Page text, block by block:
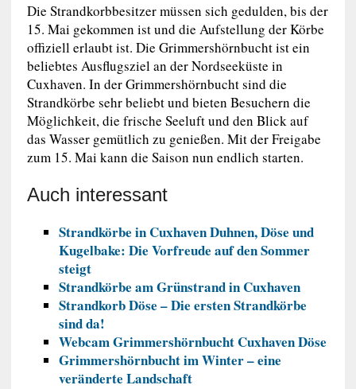
Die Strandkorbbesitzer müssen sich gedulden, bis der
15. Mai gekommen ist und die Aufstellung der Körbe
offiziell erlaubt ist. Die Grimmershörnbucht ist ein
beliebtes Ausflugsziel an der Nordseeküste in
Cuxhaven. In der Grimmershörnbucht sind die
Strandkörbe sehr beliebt und bieten Besuchern die
Möglichkeit, die frische Seeluft und den Blick auf
das Wasser gemütlich zu genießen. Mit der Freigabe
zum 15. Mai kann die Saison nun endlich starten.
Auch interessant
Strandkörbe in Cuxhaven Duhnen, Döse und
Kugelbake: Die Vorfreude auf den Sommer
steigt
Strandkörbe am Grünstrand in Cuxhaven
Strandkorb Döse – Die ersten Strandkörbe
sind da!
Webcam Grimmershörnbucht Cuxhaven Döse
Grimmershörnbucht im Winter – eine
veränderte Landschaft